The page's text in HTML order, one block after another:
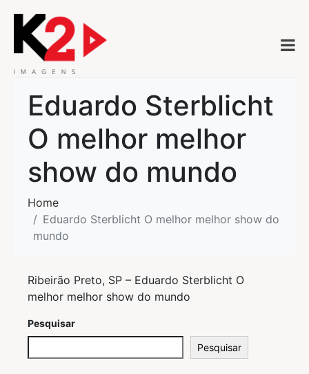
Eduardo Sterblicht
O melhor melhor
show do mundo
Home
Eduardo Sterblicht O melhor melhor show do
mundo
Ribeirão Preto, SP – Eduardo Sterblicht O
melhor melhor show do mundo
Pesquisar
Pesquisar